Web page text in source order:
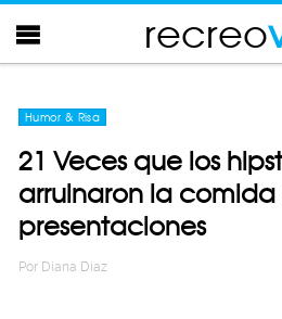
recreo
Humor & Risa
21 Veces que los
arruinaron la comida
presentaciones
Por Diana Diaz